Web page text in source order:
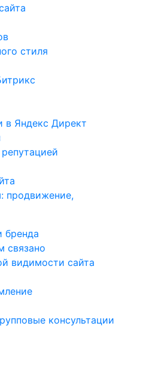
стиля
в Яндекс Директ
продвижение,
бренда
связано
видимости сайта
консультации